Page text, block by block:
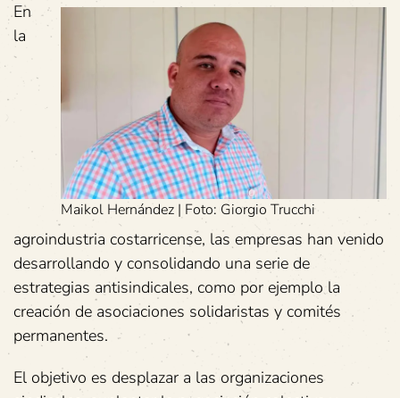
Maikol Hernández | Foto: Giorgio Trucchi
En
la
agroindustria costarricense, las empresas han venido
desarrollando y consolidando una serie de
estrategias antisindicales, como por ejemplo la
creación de asociaciones solidaristas y comités
permanentes.
El objetivo es desplazar a las organizaciones